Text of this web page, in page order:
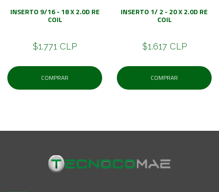
INSERTO 9/16 - 18 X 2.0D RE
COIL
$1.771 CLP
COMPRAR
INSERTO 1/ 2 - 20 X 2.0D RE
COIL
$1.617 CLP
COMPRAR